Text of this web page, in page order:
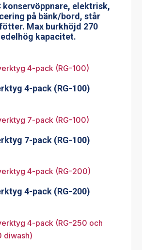
konservöppnare, elektrisk,
på bänk/bord, står
Max burkhöjd 270
kapacitet.
4-pack (RG-100)
7-pack (RG-100)
4-pack (RG-200)